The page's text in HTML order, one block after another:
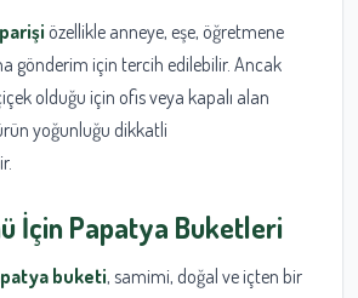
özellikle anneye, eşe, öğretmene
gönderim için tercih edilebilir. Ancak
olduğu için ofis veya kapalı alan
yoğunluğu dikkatli
İçin Papatya Buketleri
buketi, samimi, doğal ve içten bir